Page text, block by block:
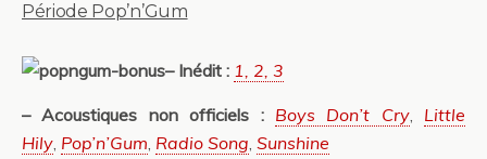
Période Pop’n’Gum
– Inédit : 1, 2, 3
– Acoustiques non officiels : Boys Don’t Cry, Little
Hily, Pop’n’Gum, Radio Song, Sunshine